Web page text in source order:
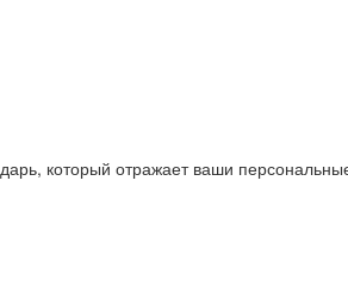
который отражает ваши